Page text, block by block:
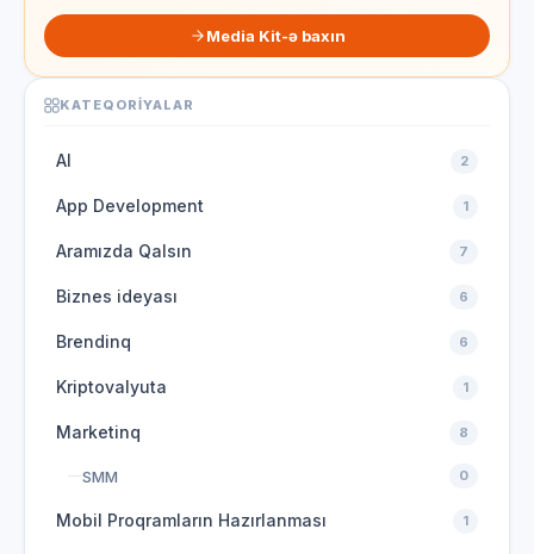
Media Kit-ə baxın
KATEQORIYALAR
AI 2
App Development 1
Aramızda Qalsın 7
Biznes ideyası 6
Brendinq 6
Kriptovalyuta 1
Marketinq 8
SMM 0
Mobil Proqramların Hazırlanması 1